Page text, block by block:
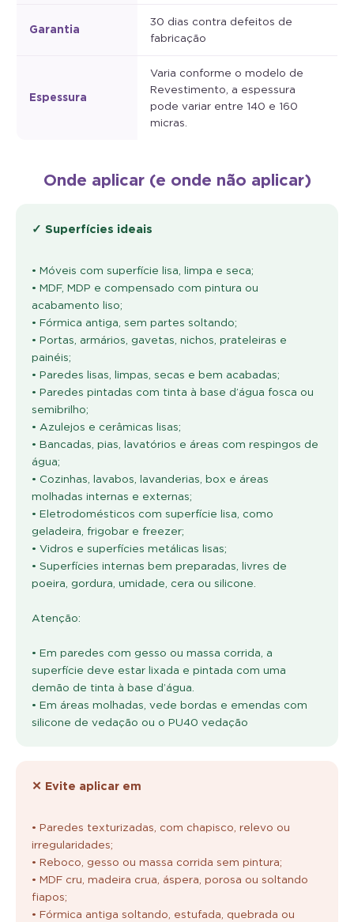
Garantia
30 dias contra defeitos de
fabricação
Espessura
Varia conforme o modelo de
Revestimento, a espessura
pode variar entre 140 e 160
micras.
Onde aplicar (e onde não aplicar)
✓ Superfícies ideais
• Móveis com superfície lisa, limpa e seca;
• MDF, MDP e compensado com pintura ou
acabamento liso;
• Fórmica antiga, sem partes soltando;
• Portas, armários, gavetas, nichos, prateleiras e
painéis;
• Paredes lisas, limpas, secas e bem acabadas;
• Paredes pintadas com tinta à base d’água fosca ou
semibrilho;
• Azulejos e cerâmicas lisas;
• Bancadas, pias, lavatórios e áreas com respingos de
água;
• Cozinhas, lavabos, lavanderias, box e áreas
molhadas internas e externas;
• Eletrodomésticos com superfície lisa, como
geladeira, frigobar e freezer;
• Vidros e superfícies metálicas lisas;
• Superfícies internas bem preparadas, livres de
poeira, gordura, umidade, cera ou silicone.
Atenção:
• Em paredes com gesso ou massa corrida, a
superfície deve estar lixada e pintada com uma
demão de tinta à base d’água.
• Em áreas molhadas, vede bordas e emendas com
silicone de vedação ou o PU40 vedação
✕ Evite aplicar em
• Paredes texturizadas, com chapisco, relevo ou
irregularidades;
• Reboco, gesso ou massa corrida sem pintura;
• MDF cru, madeira crua, áspera, porosa ou soltando
fiapos;
• Fórmica antiga soltando, estufada, quebrada ou